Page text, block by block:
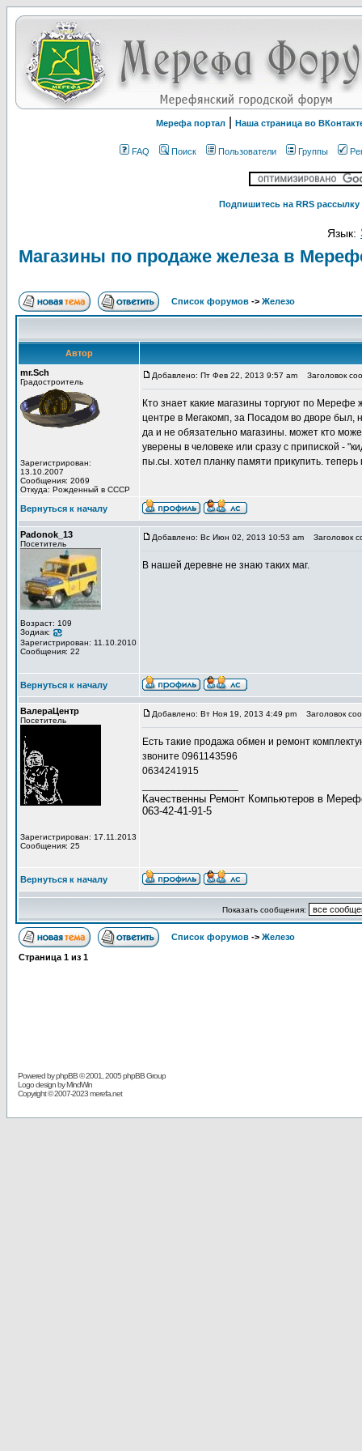
Мерефа портал Наша страница во
FAQ Поиск Пользователи Группы
Подпишитесь на RRS
Язык:
Магазины по продаже железа в
Список форумов -> Железо
Автор
mr.Sch
Градостроитель
Зарегистрирован:
13.10.2007
Сообщения: 2069
Откуда: Рожденный в СССР
Добавлено: Пт Фев 22, 2013 9:57 am Заголовок
Кто знает какие магазины торгуют по
центре в Мегакомп, за Посадом во дворе был,
да и не обязательно магазины. может кто
уверены в человеке или сразу с припиской -
пы.сы. хотел планку памяти прикупить. теперь
Вернуться к началу
Padonok_13
Посетитель
Возраст: 109
Зодиак:
Зарегистрирован: 11.10.2010
Сообщения: 22
Добавлено: Вс Июн 02, 2013 10:53 am Заголовок
В нашей деревне не знаю таких маг.
Вернуться к началу
ВалераЦентр
Посетитель
Зарегистрирован: 17.11.2013
Сообщения: 25
Добавлено: Вт Ноя 19, 2013 4:49 pm Заголовок
Есть такие продажа обмен и ремонт
звоните 0961143596
0634241915
Качественны Ремонт Компьютеров в
063-42-41-91-5
Вернуться к началу
Показать сообщения:
Список форумов -> Железо
Страница 1 из 1
Powered byphpBB© 2001, 2005 phpBB Group
Logo design by MindWin
Copyright © 2007-2023 merefa.net